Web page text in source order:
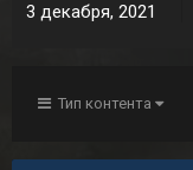
3 декабря, 2021
Тип контента